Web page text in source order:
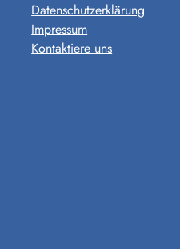
Datenschutzerklärung
Impressum
Kontaktiere uns